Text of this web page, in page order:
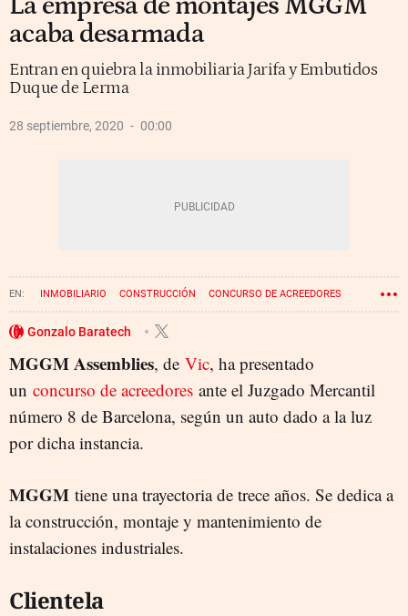
acaba desarmada
Entran en quiebra la inmobiliaria Jarifa y Embutidos
Duque de Lerma
28 septiembre, 2020 00:00
INMOBILIARIO CONSTRUCCIÓN CONCURSO DE ACREEDORES
QUIEBRA CÁRNICAS
Gonzalo Baratech
MGGM Assemblies, de Vic, ha presentado
un concurso de acreedores ante el Juzgado Mercantil
número 8 de Barcelona, según un auto dado a la luz
por dicha instancia.
MGGM tiene una trayectoria de trece años. Se dedica a
la construcción, montaje y mantenimiento de
instalaciones industriales.
Clientela